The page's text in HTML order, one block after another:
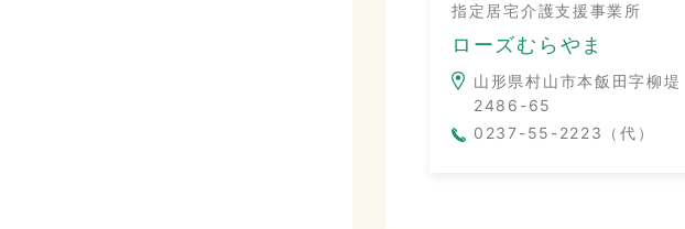
指定居宅介護支援事業所
ローズむらやま
山形県村山市本飯田字柳堤
2486-65
0237-55-2223（代）